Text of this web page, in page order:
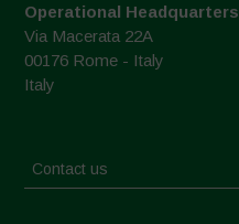
Operational Headquarters
Via Macerata 22A
00176 Rome - Italy
Italy
Contact us